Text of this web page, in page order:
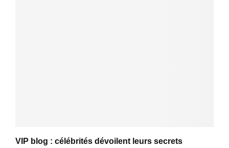
VIP blog : célébrités dévoilent leurs secrets